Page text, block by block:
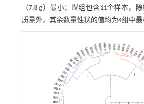
（7.8 g）最小；Ⅳ组包含11个样本，
质量外，其余数量性状的值均为4组中最